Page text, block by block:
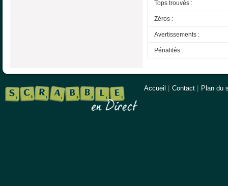
Tops trouvés :
Zéros :
Avertissements :
Pénalités :
Accueil Contact Plan du